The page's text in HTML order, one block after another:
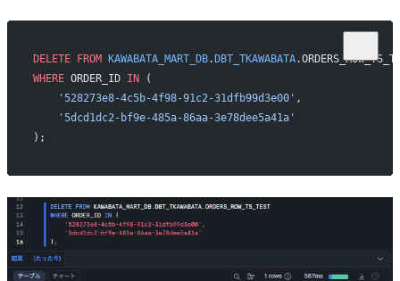
DELETE FROM KAWABATA_MART_DB. DBT_TKAWABATA
WHERE ORDER_ID IN (
    '528273e8-4c5b-4f98-91c2-31dfb99d3e00'
,
    '5dcd1dc2-bf9e-485a-86aa-3e78dee5a41a'
);